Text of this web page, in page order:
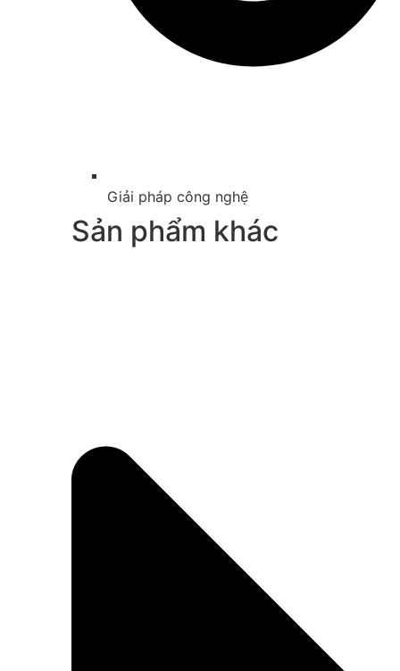
Giải pháp công nghệ
Sản phẩm khác